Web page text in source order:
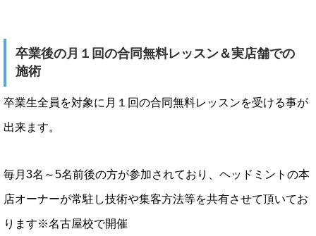
卒業後の月１回の合同無料レッスン＆実店舗での
施術
卒業生全員を対象に月１回の合同無料レッスンを受ける事が
出来ます。
毎月3名～5名前後の方が参加されており、ヘッドミントの本
店オーナーが常駐し技術や集客方法等を共有させて頂いてお
ります※名古屋校で開催